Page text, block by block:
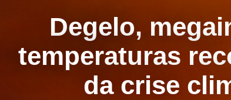
Degelo,
temperaturas
da crise